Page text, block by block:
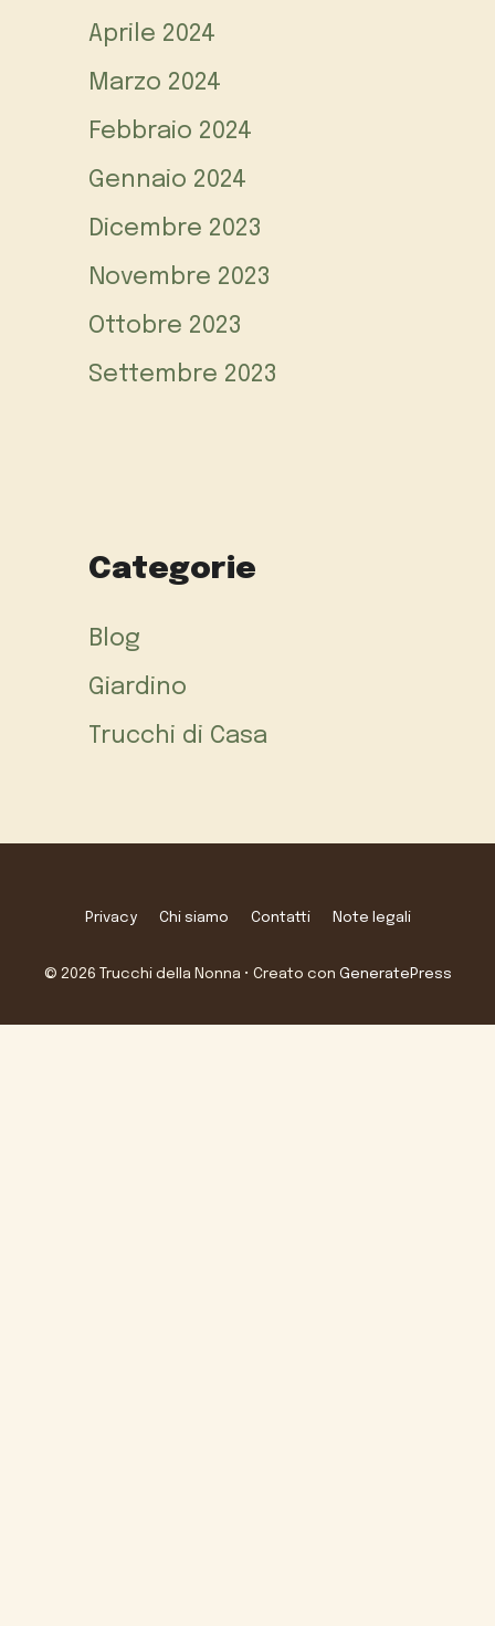
Aprile 2024
Marzo 2024
Febbraio 2024
Gennaio 2024
Dicembre 2023
Novembre 2023
Ottobre 2023
Settembre 2023
Categorie
Blog
Giardino
Trucchi di Casa
Privacy Chi siamo Contatti Note legali
© 2026 Trucchi della Nonna • Creato con GeneratePress